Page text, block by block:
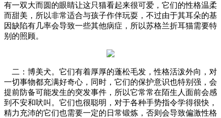
有一双大而圆的眼睛让这只猫看起来很可爱，它们的性格温柔
而甜美，所以非常适合与孩子作伴玩耍，不过由于其耳朵的基
因缺陷有几率会导致一些其他病症，所以苏格兰折耳猫需要特
别的照顾。
二：博美犬。它们有着厚厚的蓬松毛发，性格活泼外向，对
一切事物都充满好奇心，同时，它们的保护意识也特别强，会
提前防备可能发生的突发事件，所以它常常在陌生人面前会感
到不安和吠叫。它们也很聪明，对于各种手势指令学得很快，
精力充沛的它们也需要一定的日常锻炼，否则会导致偏激性格